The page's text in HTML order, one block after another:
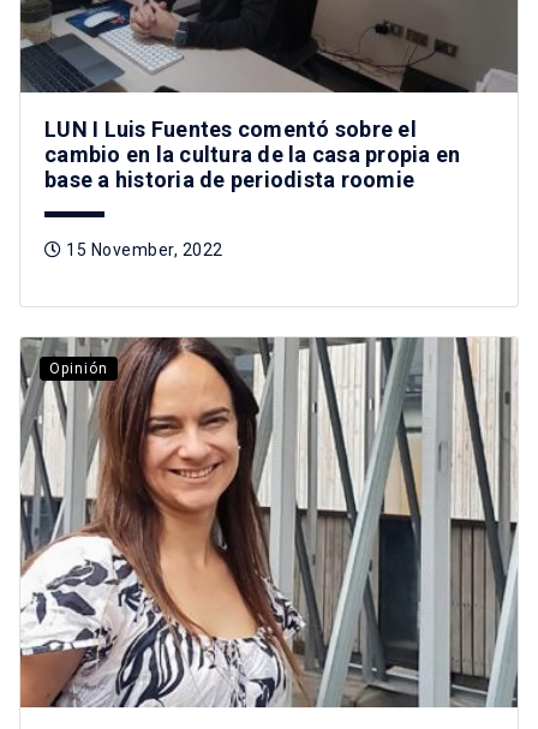
LUN I Luis Fuentes comentó sobre el
cambio en la cultura de la casa propia en
base a historia de periodista roomie
15 November, 2022
Opinión